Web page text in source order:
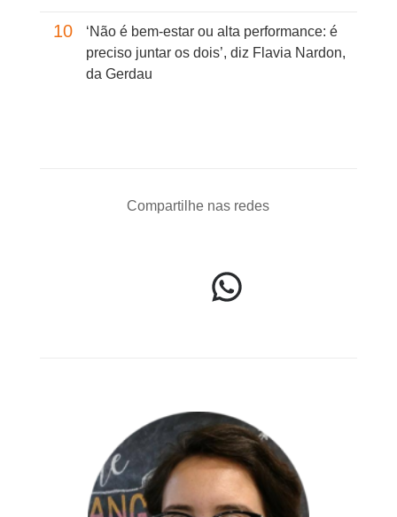
10
‘Não é bem-estar ou alta performance: é
preciso juntar os dois’, diz Flavia Nardon,
da Gerdau
Compartilhe nas redes